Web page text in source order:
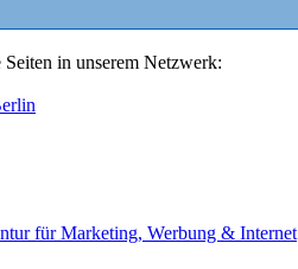
Seiten in unserem Netzwerk:
für Marketing, Werbung & Internet